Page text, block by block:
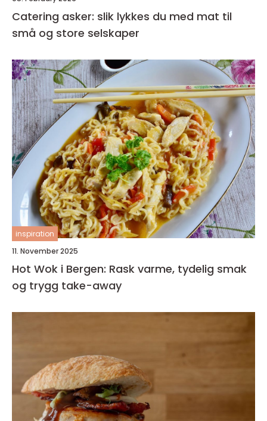
Catering asker: slik lykkes du med mat til
små og store selskaper
inspiration
11. November 2025
Hot Wok i Bergen: Rask varme, tydelig smak
og trygg take-away